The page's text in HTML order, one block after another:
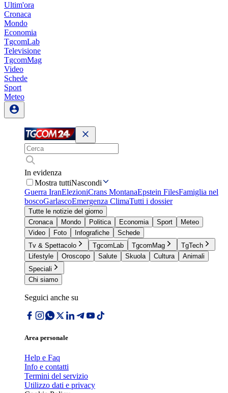
Ultim'ora
Cronaca
Mondo
Economia
TgcomLab
Televisione
TgcomMag
Video
Schede
Sport
Meteo
In evidenza
Mostra tuttiNascondi
Guerra IranElezioniCrans MontanaEpstein FilesFamiglia nel
boscoGarlascoEmergenza ClimaTutti i dossier
Tutte le notizie del giorno
Cronaca
Mondo Politica Economia Sport
Meteo
Video
Foto Infografiche
Schede
Tv & Spettacolo
TgcomLab TgcomMag
TgTech
Lifestyle
Oroscopo Salute Skuola Cultura
Animali
Speciali
Chi siamo
Seguici anche su
Area personale
Help e Faq
Info e contatti
Termini del servizio
Utilizzo dati e privacy